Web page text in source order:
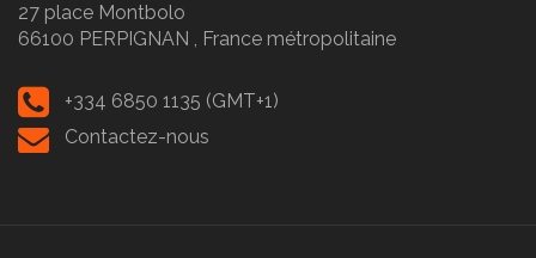
27 place Montbolo
66100 PERPIGNAN , France métropolitaine
+334 6850 1135 (GMT+1)
Contactez-nous